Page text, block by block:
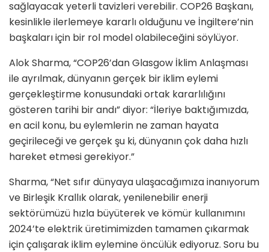
sağlayacak yeterli tavizleri verebilir. COP26 Başkanı,
kesinlikle ilerlemeye kararlı olduğunu ve İngiltere’nin
başkaları için bir rol model olabileceğini söylüyor.
Alok Sharma, “COP26’dan Glasgow İklim Anlaşması
ile ayrılmak, dünyanın gerçek bir iklim eylemi
gerçekleştirme konusundaki ortak kararlılığını
gösteren tarihi bir andı” diyor: “İleriye baktığımızda,
en acil konu, bu eylemlerin ne zaman hayata
geçirileceği ve gerçek şu ki, dünyanın çok daha hızlı
hareket etmesi gerekiyor.”
Sharma, “Net sıfır dünyaya ulaşacağımıza inanıyorum
ve Birleşik Krallık olarak, yenilenebilir enerji
sektörümüzü hızla büyüterek ve kömür kullanımını
2024’te elektrik üretimimizden tamamen çıkarmak
için çalışarak iklim eylemine öncülük ediyoruz. Soru bu